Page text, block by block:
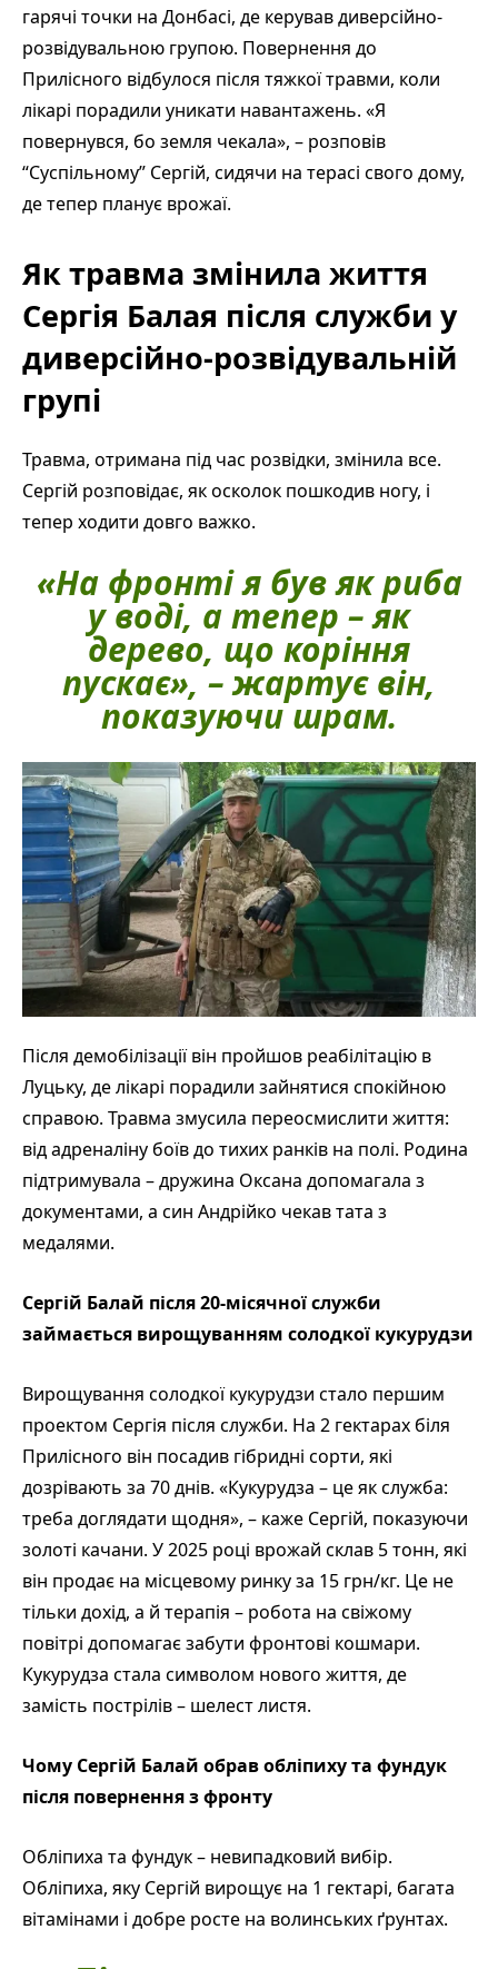
гарячі точки на Донбасі, де керував диверсійно-
розвідувальною групою. Повернення до
Прилісного відбулося після тяжкої травми, коли
лікарі порадили уникати навантажень. «Я
повернувся, бо земля чекала», – розповів
“Суспільному” Сергій, сидячи на терасі свого дому,
де тепер планує врожаї.
Як травма змінила життя
Сергія Балая після служби у
диверсійно-розвідувальній
групі
Травма, отримана під час розвідки, змінила все.
Сергій розповідає, як осколок пошкодив ногу, і
тепер ходити довго важко.
«На фронті я був як риба
у воді, а тепер – як
дерево, що коріння
пускає», – жартує він,
показуючи шрам.
Після демобілізації він пройшов реабілітацію в
Луцьку, де лікарі порадили зайнятися спокійною
справою. Травма змусила переосмислити життя:
від адреналіну боїв до тихих ранків на полі. Родина
підтримувала – дружина Оксана допомагала з
документами, а син Андрійко чекав тата з
медалями.
Сергій Балай після 20-місячної служби
займається вирощуванням солодкої кукурудзи
Вирощування солодкої кукурудзи стало першим
проектом Сергія після служби. На 2 гектарах біля
Прилісного він посадив гібридні сорти, які
дозрівають за 70 днів. «Кукурудза – це як служба:
треба доглядати щодня», – каже Сергій, показуючи
золоті качани. У 2025 році врожай склав 5 тонн, які
він продає на місцевому ринку за 15 грн/кг. Це не
тільки дохід, а й терапія – робота на свіжому
повітрі допомагає забути фронтові кошмари.
Кукурудза стала символом нового життя, де
замість пострілів – шелест листя.
Чому Сергій Балай обрав обліпиху та фундук
після повернення з фронту
Обліпиха та фундук – невипадковий вибір.
Обліпиха, яку Сергій вирощує на 1 гектарі, багата
вітамінами і добре росте на волинських ґрунтах.